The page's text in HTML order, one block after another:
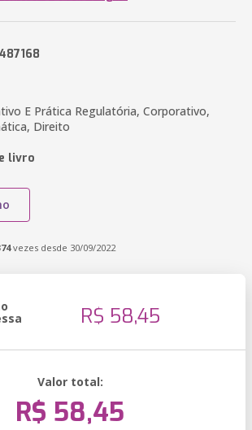
E Prática Regulatória, Corporativo,
Direito
livro
vezes desde 30/09/2022
R$ 58,45
Valor total:
R$ 58,45